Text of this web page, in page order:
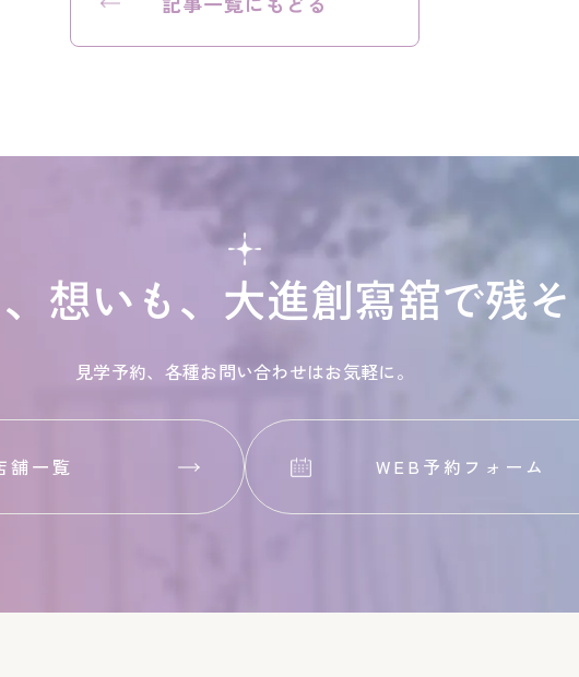
想いも、 大進創寫舘で残そ
見学予約、各種お問い合わせはお気軽に。
舗一覧 WEB予約フォーム